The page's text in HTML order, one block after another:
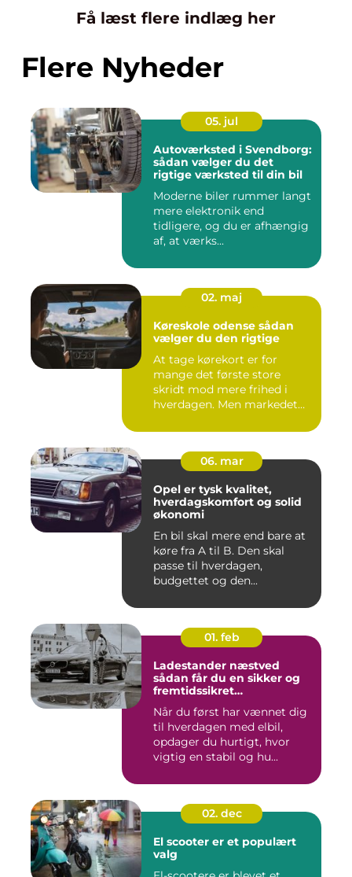
Få læst flere indlæg her
Flere Nyheder
05. jul
Autoværksted i Svendborg:
sådan vælger du det
rigtige værksted til din bil
Moderne biler rummer langt
mere elektronik end
tidligere, og du er afhængig
af, at værks...
02. maj
Køreskole odense sådan
vælger du den rigtige
At tage kørekort er for
mange det første store
skridt mod mere frihed i
hverdagen. Men markedet
06. mar
Opel er tysk kvalitet,
hverdagskomfort og solid
økonomi
En bil skal mere end bare at
køre fra A til B. Den skal
passe til hverdagen,
budgettet og den...
01. feb
Ladestander næstved
sådan får du en sikker og
fremtidssikret
Når du først har vænnet dig
til hverdagen med elbil,
opdager du hurtigt, hvor
vigtig en stabil og hu...
02. dec
El scooter er et populært
valg